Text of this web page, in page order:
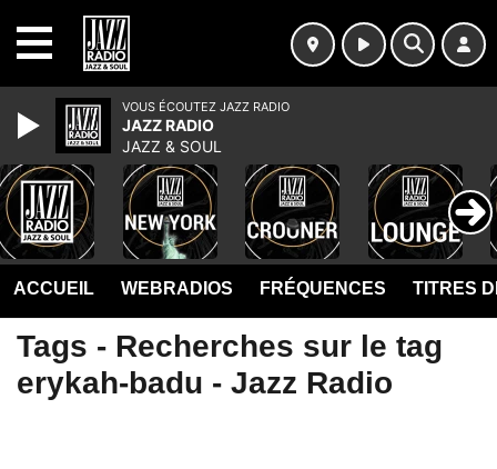
ACCUEIL WEBRADIOS FRÉQUENCES TITRES
Tags - Recherches sur le tag
erykah-badu - Jazz Radio
VOUS ÉCOUTEZ JAZZ RADIO
JAZZ RADIO
JAZZ & SOUL